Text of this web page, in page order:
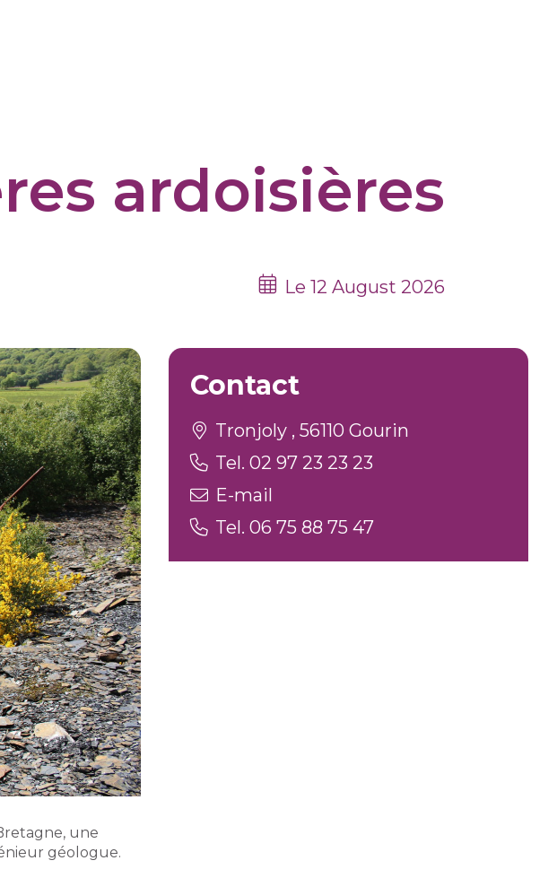
ardoisières
Le 12 August 2026
une
géologue.
Contact
Tronjoly , 56110 Gourin
Tel. 02 97 23 23 23
E-mail
Tel. 06 75 88 75 47